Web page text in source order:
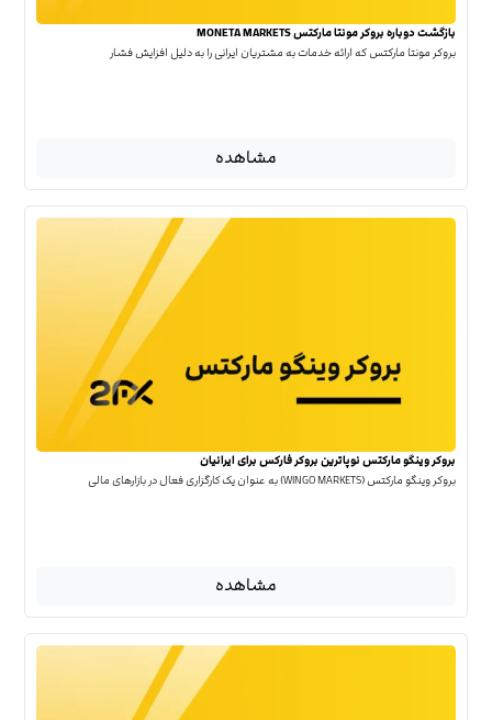
بازگشت دوباره بروکر مونتا مارکتس MONETA MARKETS
بروکر مونتا مارکتس که ارائه خدمات به مشتریان ایرانی را به دلیل افزایش فشار
مشاهده
بروکر وینگو مارکتس نوپاترین بروکر فارکس برای ایرانیان
بروکر وینگو مارکتس (WINGO MARKETS) به عنوان یک کارگزاری فعال در بازارهای مالی
مشاهده